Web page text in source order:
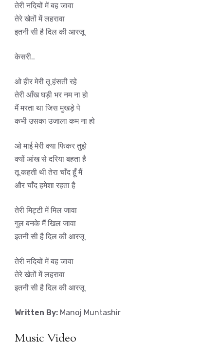
तेरी नदियों में बह जावा
तेरे खेतों में लहरावा
इतनी सी है दिल की आरजू
केसरी..
ओ हीर मेरी तू हंसती रहे
तेरी आँख घड़ी भर नम ना हो
मैं मरता था जिस मुखड़े पे
कभी उसका उजाला कम ना हो
ओ माई मेरी क्या फिकर तुझे
क्यों आंख से दरिया बहता है
तू कहती थी तेरा चाँद हूँ मैं
और चाँद हमेशा रहता है
तेरी मिट्टी में मिल जावा
गुल बनके मैं खिल जावा
इतनी सी है दिल की आरजू
तेरी नदियों में बह जावा
तेरे खेतों में लहरावा
इतनी सी है दिल की आरजू
Written By: Manoj Muntashir
Music Video